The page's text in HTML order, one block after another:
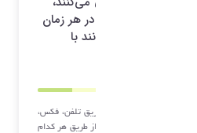
فراهم آورند که در هر زمان
امکانات بتوانند با
در مراکز ارتباط (Contact Centers)، مشتریان می‌توانند از طریق تلفن، فکس،
با توجه به علاقه خود از طریق هر کدام